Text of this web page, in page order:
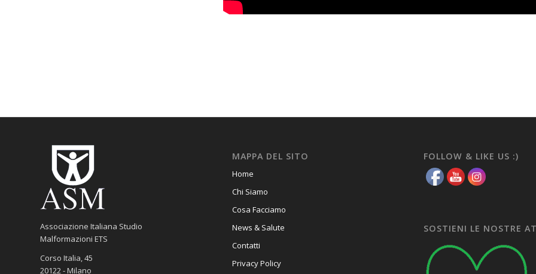
Associazione Italiana Studio
Malformazioni ETS
Corso Italia, 45
20122 - Milano
MAPPA DEL SITO
Home
Chi Siamo
Cosa Facciamo
News & Salute
Contatti
Privacy Policy
FOLLOW & LIKE US :)
SOSTIENI LE NOSTRE